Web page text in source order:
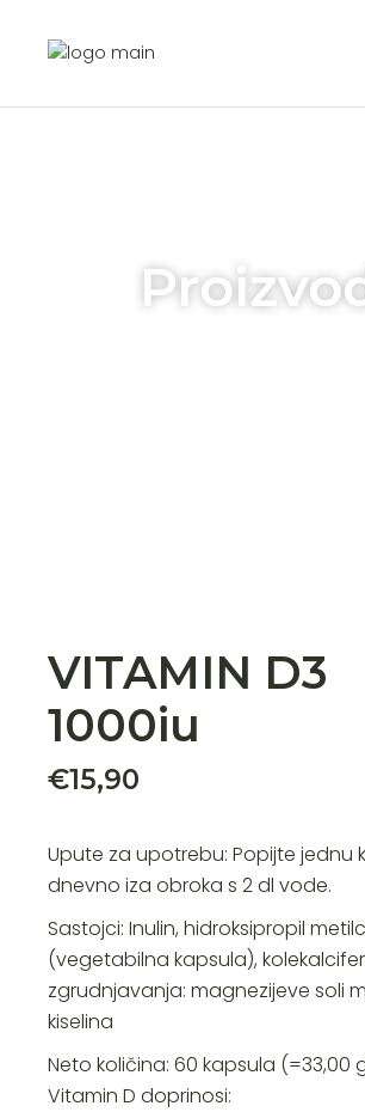
VITAMIN D3
1000iu
€15,90
Upute za upotrebu: Popijte jednu
dnevno iza obroka s 2 dl vode.
Sastojci: Inulin, hidroksipropil
(vegetabilna kapsula),
zgrudnjavanja: magnezijeve soli
kiselina
Neto količina: 60 kapsula (=33,00
Vitamin D doprinosi: